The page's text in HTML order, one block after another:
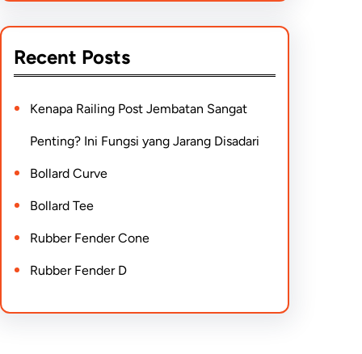
Recent Posts
Kenapa Railing Post Jembatan Sangat
Penting? Ini Fungsi yang Jarang Disadari
Bollard Curve
Bollard Tee
Rubber Fender Cone
Rubber Fender D